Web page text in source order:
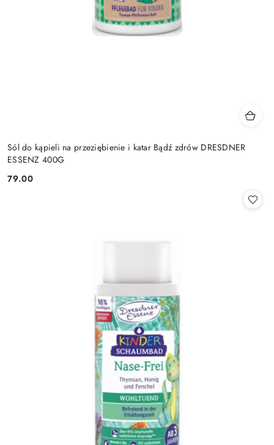
Sól do kąpieli na przeziębienie i katar Bądź zdrów DRESDNER
ESSENZ 400G
Cena:
79.00